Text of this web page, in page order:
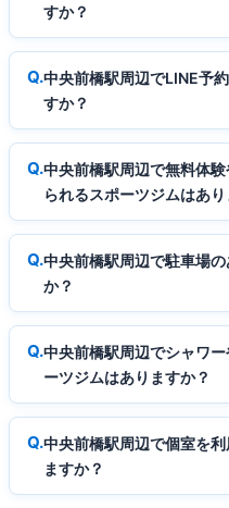
すか？
中央前橋駅周辺でLINE予
すか？
中央前橋駅周辺で無料体
られるスポーツジムはあり
中央前橋駅周辺で駐車場
か？
中央前橋駅周辺でシャワ
ーツジムはありますか？
中央前橋駅周辺で個室を
ますか？